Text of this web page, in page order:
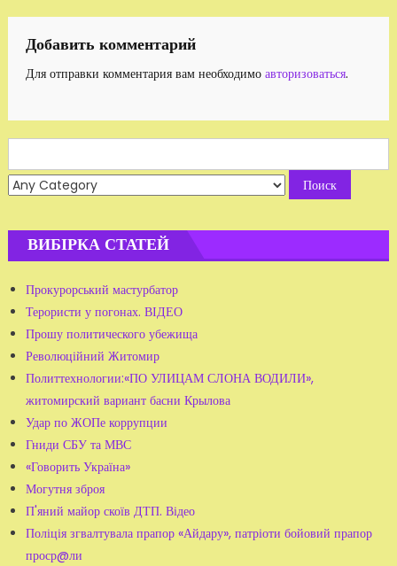
записям
Добавить комментарий
Для отправки комментария вам необходимо авторизоваться.
for:
ВИБІРКА СТАТЕЙ
Прокурорський мастурбатор
Терористи у погонах. ВІДЕО
Прошу политического убежища
Революційний Житомир
Политтехнологии:«ПО УЛИЦАМ СЛОНА ВОДИЛИ»,
житомирский вариант басни Крылова
Удар по ЖОПе коррупции
Гниди СБУ та МВС
«Говорить Україна»
Могутня зброя
П'яний майор скоїв ДТП. Відео
Поліція згвалтувала прапор «Айдару», патріоти бойовий прапор
проср@ли